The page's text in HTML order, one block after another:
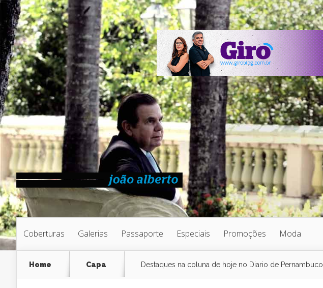
Coberturas Galerias Passaporte Especiais Promoções Moda
Home Capa Destaques na coluna de hoje no Diario de Pernambuco